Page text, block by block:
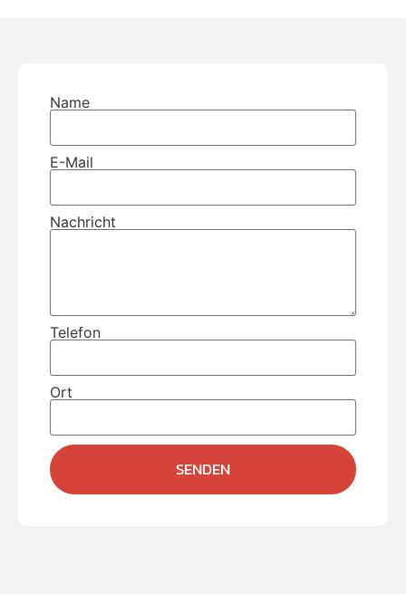
Name
E-Mail
Nachricht
Telefon
Ort
SENDEN